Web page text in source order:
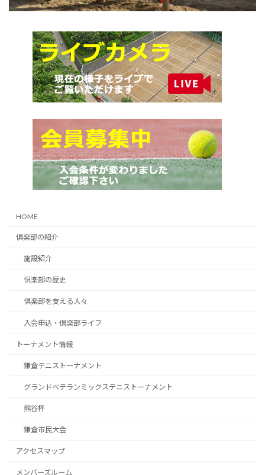
HOME
倶楽部の紹介
施設紹介
倶楽部の歴史
倶楽部を支える人々
入会申込・倶楽部ライフ
トーナメント情報
鎌倉テニストーナメント
グランドベテランミックステニストーナメント
熊谷杯
鎌倉市民大会
アクセスマップ
メンバーズルーム